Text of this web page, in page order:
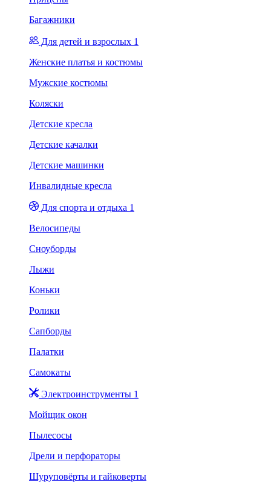
Багажники
Для детей и взрослых 1
Женские платья и костюмы
Мужские костюмы
Коляски
Детские кресла
Детские качалки
Детские машинки
Инвалидные кресла
Для спорта и отдыха 1
Велосипеды
Сноуборды
Лыжи
Коньки
Ролики
Сапборды
Палатки
Самокаты
Электроинструменты 1
Мойщик окон
Пылесосы
Дрели и перфораторы
Шуруповёрты и гайковерты